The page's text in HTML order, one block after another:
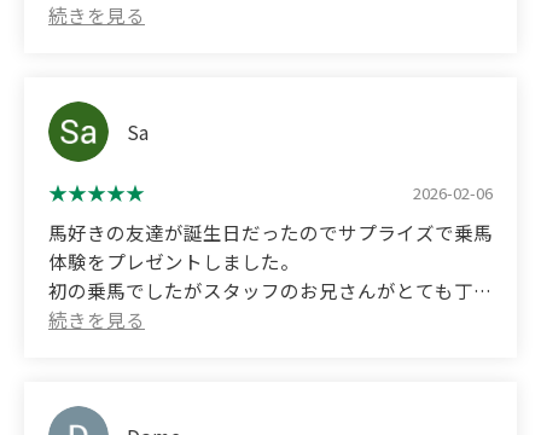
(Translated by Google)
chan, the horse we rode, was so cute and well-
behaved, and it was incredibly relaxing. The staff
were even allowed to brush and feed Love-chan.
There were many other horses there, and we were
able to feel close to them, making it a wonderful
time. Thank you! We'll definitely come back to see
Love-chan and the other horses again.
田さんもとても優しく教えてくださってすごく楽し
残念に思えるくらいに良かったです。
(Translated by Google)
I went with a friend to try horseback riding.
rode, was very quiet and smart. The staff member,
Mr. Ikeda, was also very kind and taught us well, so
we had a really fun time.
It was so good that it's a shame that Google
Sa
2026-02-06
馬好きの友達が誕生日だったのでサプライズで乗馬
体験をプレゼントしました。
初の乗馬でしたがスタッフのお兄さんがとても丁寧
な対応で、初めてでも安心して体験することができ
大量に写真動画撮りまくりました。